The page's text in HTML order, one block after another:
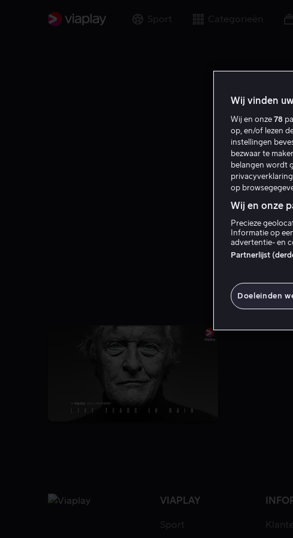
Sport Categorieën
VIAPLAY
Sport
Wij vinden
Wij en onze 78
op, en/of lezen
instellingen
bezwaar te
belangen wordt
op
Wij en onze
Precieze
Informatie op
advertentie- en
Partnerlijst
Doeleinden